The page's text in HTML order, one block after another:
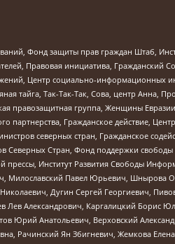
Фонд защиты прав граждан Штаб,
Правовая инициатива, Гражданский
Центр социально-информационных
Так-Так-Так, Сова, центр Анна,
правозащитная группа, Женщины
партнерства, Гражданское действие,
северных стран, Гражданское
Северных Стран, Фонд поддержки
Институт Развития Свободы
Милославский Павел Юрьевич,
Дугин Сергей Георгиевич,
Александрович, Каргалицкий Борис
Юрий Анатольевич, Верховский
Рачинский Ян Збигневич, Жемкова